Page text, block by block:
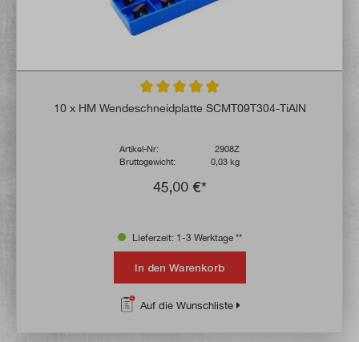
Durchschnittliche Bewertung von 4.9 von
10 x HM Wendeschneidplatte SCMT09T304-TiAlN
Artikel-Nr:
2908Z
Bruttogewicht:
0,03 kg
45,00 €*
Lieferzeit: 1-3 Werktage **
In den Warenkorb
Auf die Wunschliste